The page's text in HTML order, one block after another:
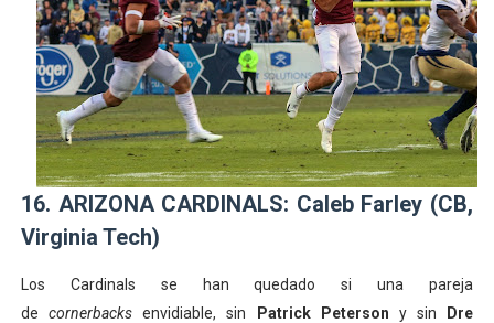
16. ARIZONA CARDINALS: Caleb Farley (CB,
Virginia Tech)
Los Cardinals se han quedado si una pareja
decornerbacksenvidiable, sin Patrick Peterson y sin
Dre